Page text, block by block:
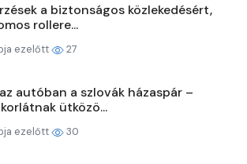
a biztonságos közlekedésért,
rollere...
ezelőtt 27
autóban a szlovák házaspár –
ütközö...
ezelőtt 30